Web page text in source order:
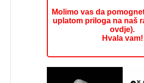
Molimo vas da
uplatom priloga na naš
ovdje).
Hvala vam!